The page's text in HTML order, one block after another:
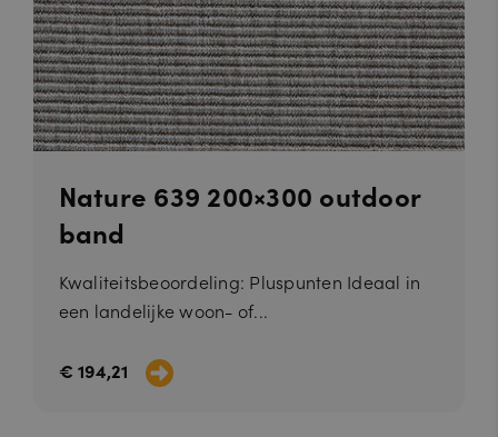
Nature 639 200×300 outdoor
band
Kwaliteitsbeoordeling: Pluspunten Ideaal in
een landelijke woon- of...
€ 194,21